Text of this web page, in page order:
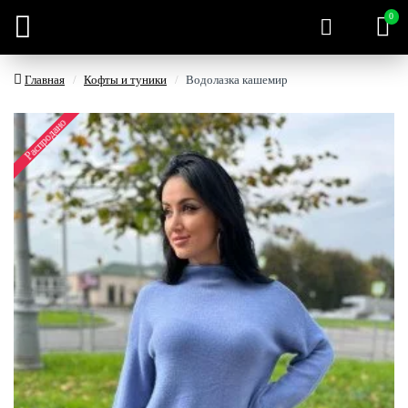
0
Главная Кофты и туники Водолазка кашемир
Распродано